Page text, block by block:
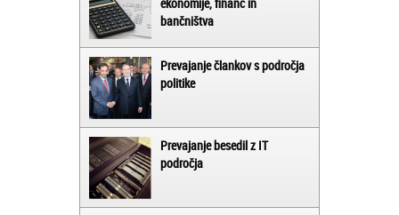
bančništva
Prevajanje člankov s področja
politike
Prevajanje besedil z IT
področja